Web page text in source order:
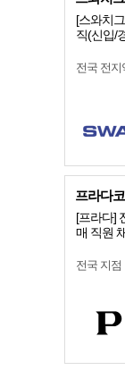
[스와치
직(신입/
전국 전지
프라다
[프라다]
매 직원
전국 지점